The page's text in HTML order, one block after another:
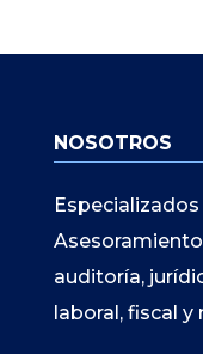
NOSOTROS
auditoría,
laboral, fiscal y